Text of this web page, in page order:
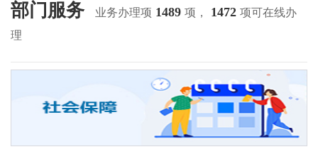
部门服务 业务办理项 1489 项， 1472 项可在线办
理